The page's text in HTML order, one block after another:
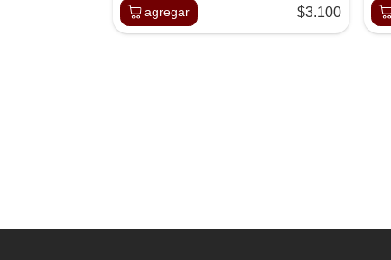
agregar $3.100